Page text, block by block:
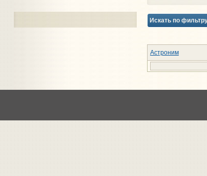
Искать по
Астроним